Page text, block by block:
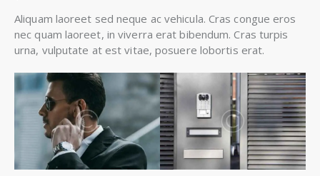
Aliquam laoreet sed neque ac vehicula. Cras congue eros
nec quam laoreet, in viverra erat bibendum. Cras turpis
urna, vulputate at est vitae, posuere lobortis erat.